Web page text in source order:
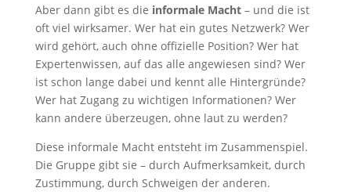
Aber dann gibt es die informale Macht– und die ist
oft viel wirksamer. Wer hat ein gutes Netzwerk? Wer
wird gehört, auch ohne offizielle Position? Wer hat
Expertenwissen, auf das alle angewiesen sind? Wer
ist schon lange dabei und kennt alle Hintergründe?
Wer hat Zugang zu wichtigen Informationen? Wer
kann andere überzeugen, ohne laut zu werden?
Diese informale Macht entsteht im Zusammenspiel.
Die Gruppe gibt sie – durch Aufmerksamkeit, durch
Zustimmung, durch Schweigen der anderen.